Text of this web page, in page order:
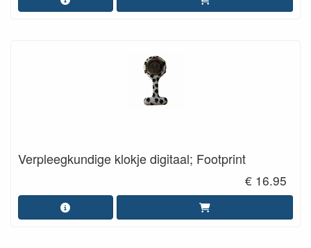
Verpleegkundige klokje digitaal; Footprint
€ 16.95